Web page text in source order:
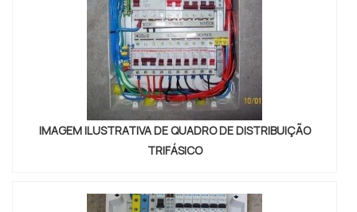
IMAGEM ILUSTRATIVA DE QUADRO DE DISTRIBUIÇÃO
TRIFÁSICO